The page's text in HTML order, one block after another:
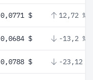
0,0771 $ 12,72 %
0,0684 $ -13,2 %
0,0788 $ -23,12 %